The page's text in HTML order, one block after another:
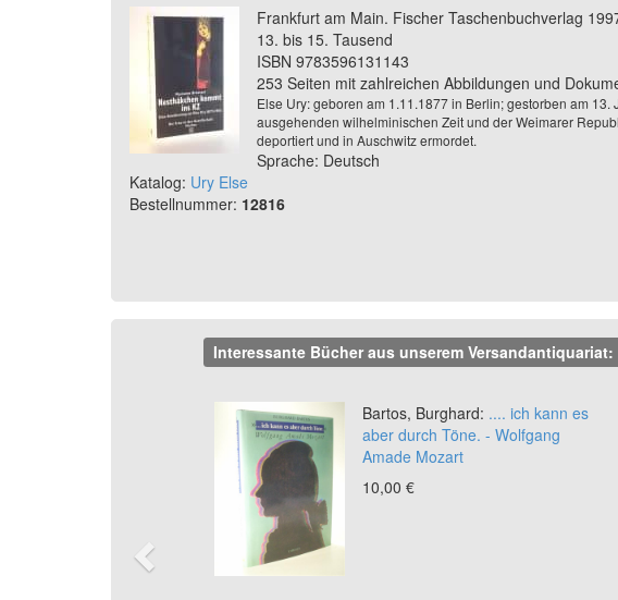
Frankfurt am Main. Fischer Taschenbuchverlag
13. bis 15. Tausend
ISBN 9783596131143
253 Seiten mit zahlreichen Abbildungen und
Else Ury: geboren am 1.11.1877 in Berlin; gestorben am
ausgehenden wilhelminischen Zeit und der Weimarer
deportiert und in Auschwitz ermordet.
Sprache: Deutsch
Katalog: Ury Else
Bestellnummer: 12816
Interessante Bücher aus unserem Versandantiquariat:
Bartos, Burghard: .... ich kann es
aber durch Töne. - Wolfgang
Amade Mozart
10,00 €
Previous